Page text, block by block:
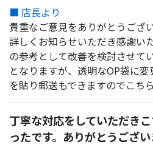
■ 店長より
貴重なご意見をありがとうござ
詳しくお知らせいただき感謝い
の参考として改善を検討させて
となりますが、透明なOP袋に
を貼り郵送もできますのでこち
丁寧な対応をしていただき
ったです。ありがとうござい